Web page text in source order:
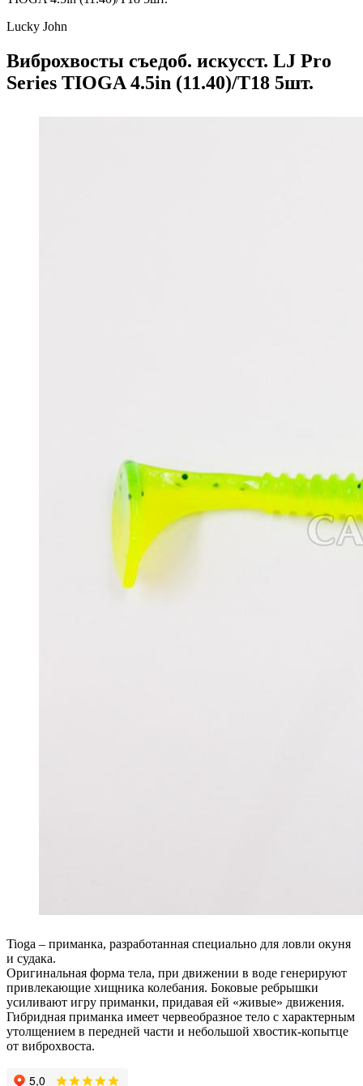
Lucky John
Виброхвосты съедоб. искусст. LJ Pro
Series TIOGA 4.5in (11.40)/T18 5шт.
Tioga – приманка, разработанная специально для ловли окуня
и судака.
Оригинальная форма тела, при движении в воде генерируют
привлекающие хищника колебания. Боковые ребрышки
усиливают игру приманки, придавая ей «живые» движения.
Гибридная приманка имеет червеобразное тело с характерным
утолщением в передней части и небольшой хвостик-копытце
от виброхвоста.